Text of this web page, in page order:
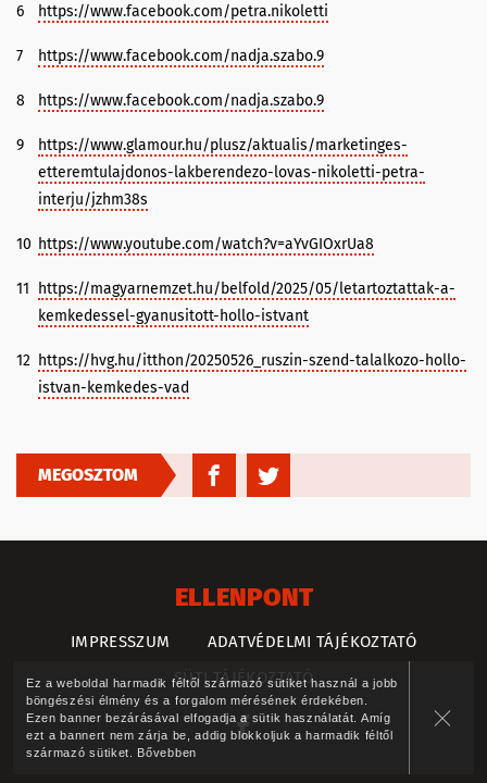
Ez a weboldal harmadik féltől származó sütiket használ a jobb
böngészési élmény és a forgalom mérésének érdekében.
Ezen banner bezárásával elfogadja a sütik használatát. Amíg
ezt a bannert nem zárja be, addig blokkoljuk a harmadik féltől
származó sütiket. Bővebben
6 https://www.facebook.com/petra.nikoletti
7 https://www.facebook.com/nadja.szabo.9
8 https://www.facebook.com/nadja.szabo.9
9
https://www.glamour.hu/plusz/aktualis/marketinges-
etteremtulajdonos-lakberendezo-lovas-nikoletti-petra-
interju/jzhm38s
10 https://www.youtube.com/watch?v=aYvGIOxrUa8
11
https://magyarnemzet.hu/belfold/2025/05/letartoztattak-a-
kemkedessel-gyanusitott-hollo-istvant
12 https://hvg.hu/itthon/20250526_ruszin-szend-talalkozo-hollo-
istvan-kemkedes-vad
MEGOSZTOM
ELLENPONT
IMPRESSZUM
ADATVÉDELMI TÁJÉKOZTATÓ
SÜTI TÁJÉKOZTATÓ